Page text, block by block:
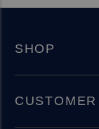
SHOP
CUSTOMER